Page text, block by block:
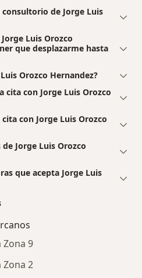
de Jorge Luis
Luis Orozco
que desplazarme hasta
Orozco Hernandez?
cita con Jorge Luis Orozco
con Jorge Luis Orozco
Jorge Luis Orozco
que acepta Jorge Luis
Zona 9
Zona 2